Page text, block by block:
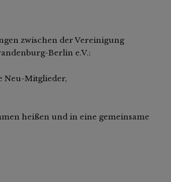
zwischen der Vereinigung
Berlin e.V.:
Neu-Mitglieder,
heißen und in eine gemeinsame